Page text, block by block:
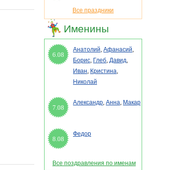
Все праздники
Именины
6.08
Анатолий, Афанасий,
Борис, Глеб, Давид,
Иван, Кристина,
Николай
7.08
Александр, Анна, Макар
8.08
Федор
Все поздравления по именам